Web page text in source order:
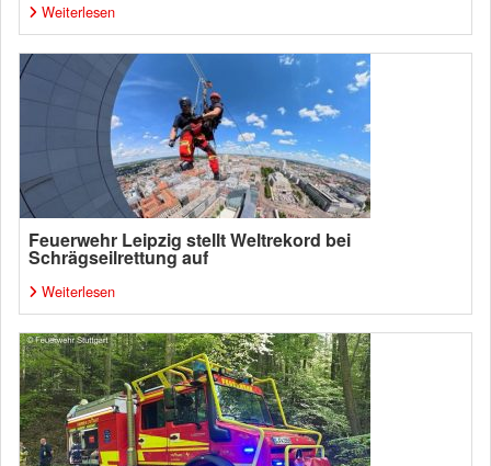
Weiterlesen
Feuerwehr Leipzig stellt Weltrekord bei
Schrägseilrettung auf
Weiterlesen